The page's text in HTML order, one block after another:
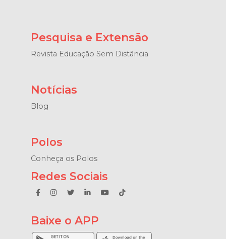
Pesquisa e Extensão
Revista Educação Sem Distância
Notícias
Blog
Polos
Conheça os Polos
Redes Sociais
Baixe o APP